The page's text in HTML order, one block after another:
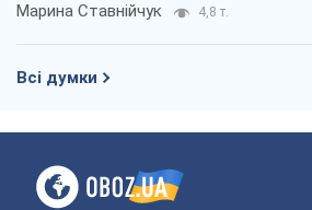
Марина Ставнійчук 4,8 т.
Всі думки